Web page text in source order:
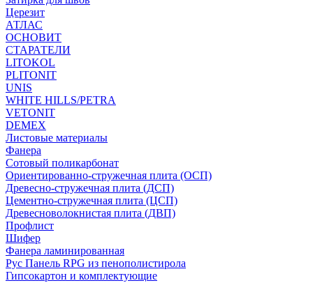
Церезит
АТЛАС
ОСНОВИТ
СТАРАТЕЛИ
LITOKOL
PLITONIT
UNIS
WHITE HILLS/PETRA
VETONIT
DEMEX
Листовые материалы
Фанера
Сотовый поликарбонат
Ориентированно-стружечная плита (ОСП)
Древесно-стружечная плита (ДСП)
Цементно-стружечная плита (ЦСП)
Древесноволокнистая плита (ДВП)
Профлист
Шифер
Фанера ламинированная
Рус Панель RPG из пенополистирола
Гипсокартон и комплектующие